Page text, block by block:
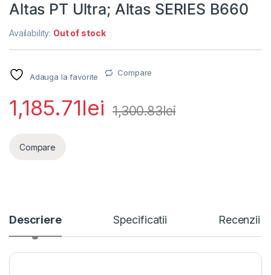
Altas PT Ultra; Altas SERIES B660
Availability: Out of stock
Adauga la favorite Compare
1,185.71lei 1,300.83lei
Compare
Descriere Specificatii Recenzii